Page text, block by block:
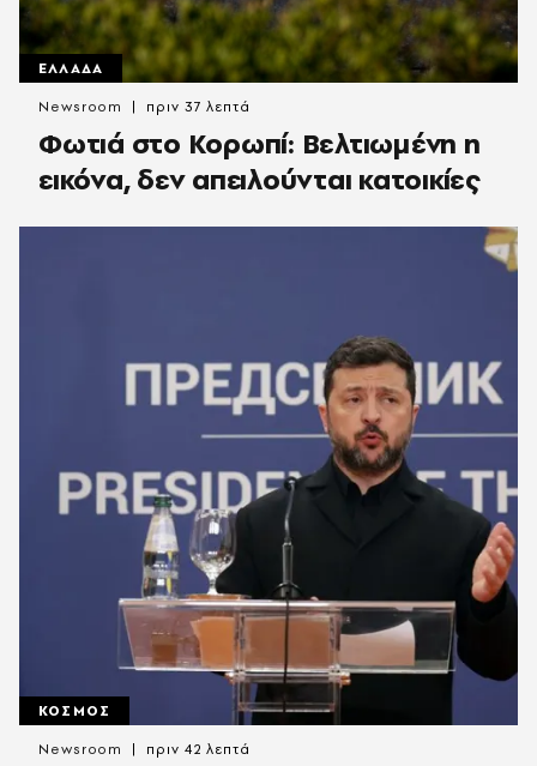
ΕΛΛΑΔΑ
Φωτιά στο Κορωπί: Βελτιωμένη η
εικόνα, δεν απειλούνται κατοικίες
Newsroom πριν 37 λεπτά
ΚΟΣΜΟΣ
Newsroom πριν 42 λεπτά